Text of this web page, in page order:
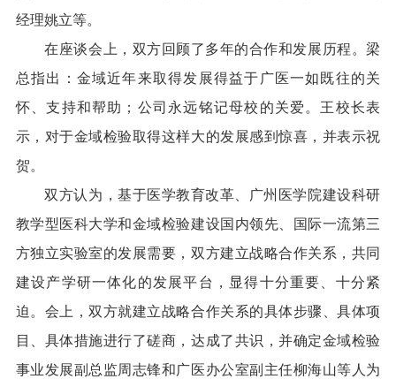
经理姚立等。
在座谈会上，双方回顾了多年的合作和发展历程。梁
总指出：金域近年来取得发展得益于广医一如既往的关
怀、支持和帮助；公司永远铭记母校的关爱。王校长表
示，对于金域检验取得这样大的发展感到惊喜，并表示祝
贺。
双方认为，基于医学教育改革、广州医学院建设科研
教学型医科大学和金域检验建设国内领先、国际一流第三
方独立实验室的发展需要，双方建立战略合作关系，共同
建设产学研一体化的发展平台，显得十分重要、十分紧
迫。会上，双方就建立战略合作关系的具体步骤、具体项
目、具体措施进行了磋商，达成了共识，并确定金域检验
事业发展副总监周志锋和广医办公室副主任柳海山等人为